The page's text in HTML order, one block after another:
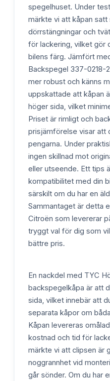
spegelhuset. Under
märkte vi att kåpan
dörrstängningar och
för lackering, vilket gör
bilens färg. Jämfört
Backspegel 337-0218-
mer robust och känns
uppskattade att kåpan
höger sida, vilket
Priset är rimligt och
prisjämförelse visar att
pengarna. Under
ingen skillnad mot
eller utseende. Ett tips
kompatibilitet med din
särskilt om du har en
Sammantaget är detta
Citroën som levererar
tryggt val för dig som
bättre pris.
En nackdel med TYC
backspegelkåpa är att
sida, vilket innebär att
separata kåpor om
Kåpan levereras
kostnad och tid för
märkte vi att clipsen är
noggrannhet vid
går sönder. Om du har